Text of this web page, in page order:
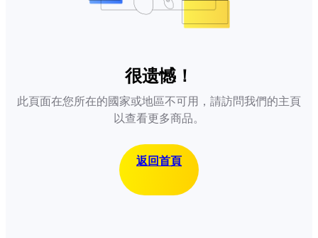
很遗憾！
此頁面在您所在的國家或地區不可用，請訪問我們的主頁
以查看更多商品。
返回首頁